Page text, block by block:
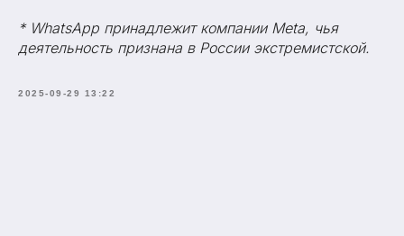
* WhatsApp принадлежит компании Meta, чья
деятельность признана в России экстремистской.
2025-09-29 13:22